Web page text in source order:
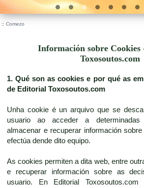
:: Comezo
Información sobre
Toxosoutos.com
1. Qué son as cookies e por qué as
de Editorial Toxosoutos.com
Unha cookie é un arquivo que se
usuario ao acceder a
almacenar e recuperar información
efectúa dende dito equipo.
As cookies permiten a dita web, entre
e recuperar información sobre as
usuario. En Editorial Toxosoutos.com